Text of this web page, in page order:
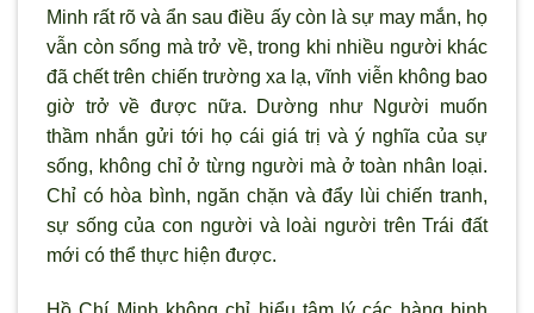
Minh rất rõ và ẩn sau điều ấy còn là sự may mắn, họ
vẫn còn sống mà trở về, trong khi nhiều người khác
đã chết trên chiến trường xa lạ, vĩnh viễn không bao
giờ trở về được nữa. Dường như Người muốn
thầm nhắn gửi tới họ cái giá trị và ý nghĩa của sự
sống, không chỉ ở từng người mà ở toàn nhân loại.
Chỉ có hòa bình, ngăn chặn và đẩy lùi chiến tranh,
sự sống của con người và loài người trên Trái đất
mới có thể thực hiện được.